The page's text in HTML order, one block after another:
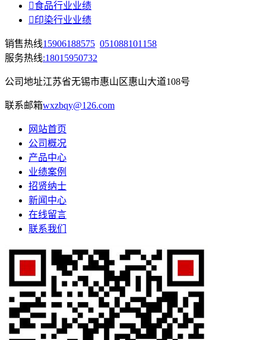
食品行业业绩
印染行业业绩
销售热线15906188575 051088101158
服务热线:18015950732
公司地址江苏省无锡市惠山区惠山大道108号
联系邮箱wxzbqy@126.com
网站首页
公司概况
产品中心
业绩案例
招贤纳士
新闻中心
在线留言
联系我们